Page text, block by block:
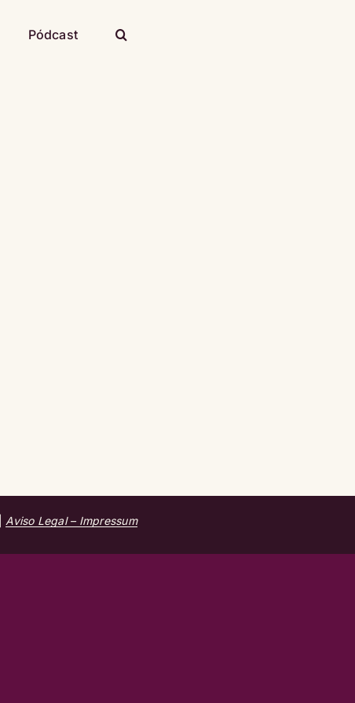
Pódcast
Aviso Legal – Impressum